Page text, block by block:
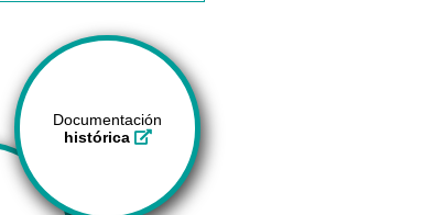
Documentación
histórica